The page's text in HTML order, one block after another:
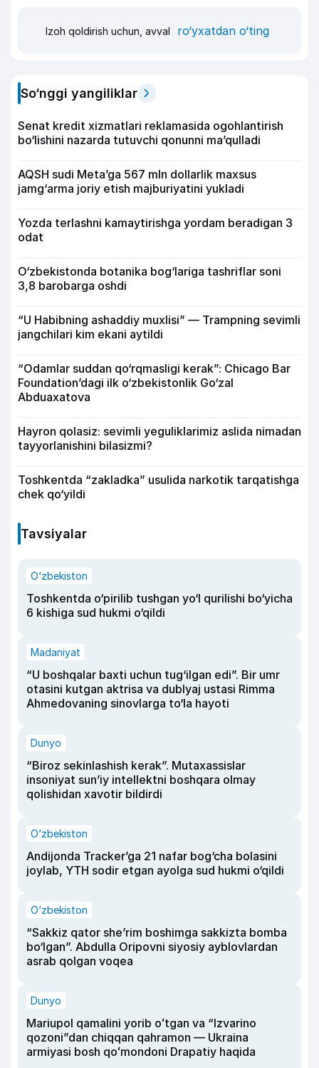
Izoh qoldirish uchun, avval ro‘yxatdan o‘ting
So‘nggi yangiliklar
Senat kredit xizmatlari reklamasida ogohlantirish
bo‘lishini nazarda tutuvchi qonunni ma’qulladi
AQSH sudi Meta’ga 567 mln dollarlik maxsus
jamg‘arma joriy etish majburiyatini yukladi
Yozda terlashni kamaytirishga yordam beradigan 3
odat
O‘zbekistonda botanika bog‘lariga tashriflar soni
3,8 barobarga oshdi
“U Habibning ashaddiy muxlisi” — Trampning sevimli
jangchilari kim ekani aytildi
“Odamlar suddan qo‘rqmasligi kerak”: Chicago Bar
Foundation’dagi ilk o‘zbekistonlik Go‘zal
Abduaxatova
Hayron qolasiz: sevimli yeguliklarimiz aslida nimadan
tayyorlanishini bilasizmi?
Toshkentda “zakladka” usulida narkotik tarqatishga
chek qo‘yildi
Tavsiyalar
O‘zbekiston
Toshkentda o‘pirilib tushgan yo‘l qurilishi bo‘yicha
6 kishiga sud hukmi o‘qildi
Madaniyat
“U boshqalar baxti uchun tug‘ilgan edi”. Bir umr
otasini kutgan aktrisa va dublyaj ustasi Rimma
Ahmedovaning sinovlarga to‘la hayoti
Dunyo
“Biroz sekinlashish kerak”. Mutaxassislar
insoniyat sun’iy intellektni boshqara olmay
qolishidan xavotir bildirdi
O‘zbekiston
Andijonda Tracker’ga 21 nafar bog‘cha bolasini
joylab, YTH sodir etgan ayolga sud hukmi o‘qildi
O‘zbekiston
“Sakkiz qator she’rim boshimga sakkizta bomba
bo‘lgan”. Abdulla Oripovni siyosiy ayblovlardan
asrab qolgan voqea
Dunyo
Mariupol qamalini yorib oʻtgan va “Izvarino
qozoni”dan chiqqan qahramon — Ukraina
armiyasi bosh qoʻmondoni Drapatiy haqida